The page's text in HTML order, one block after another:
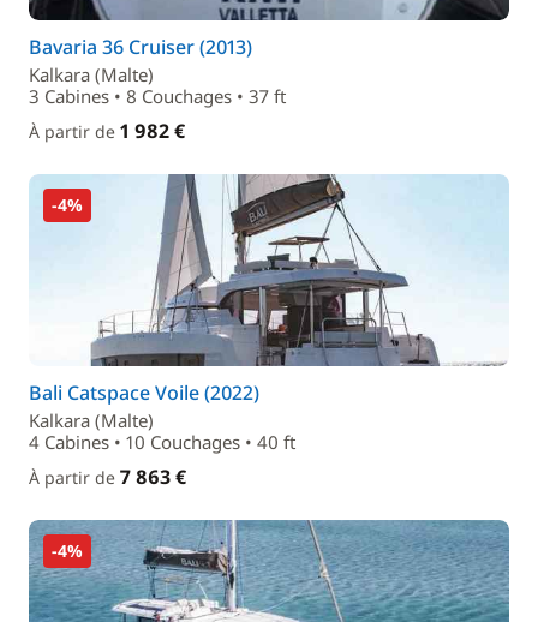
Bavaria 36 Cruiser (2013)
Kalkara (Malte)
3 Cabines • 8 Couchages • 37 ft
À partir de 1 982 €
-4%
Bali Catspace Voile (2022)
Kalkara (Malte)
4 Cabines • 10 Couchages • 40 ft
À partir de 7 863 €
-4%